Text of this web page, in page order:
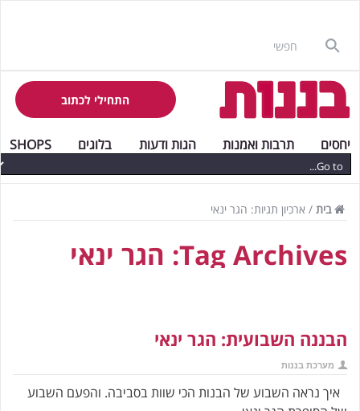
התחילי לכתוב
יחסים תרבות ואמנות הגות ודעות בלוגים SHOPS
בית / ארכיון תגיות: הגר ינאי
Tag Archives: הגר ינאי
הבננה השבועית: הגר ינאי
מערכת בננות
איך נראה השבוע של הבנות הכי שוות בסביבה. והפעם השבוע